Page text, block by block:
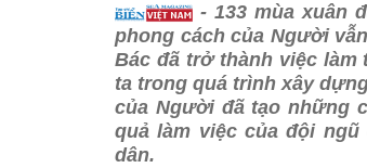
- 133 mùa xuân
phong cách của Người
Bác đã trở thành việc làm
ta trong quá trình xây
của Người đã tạo những
quả làm việc của đội
dân.